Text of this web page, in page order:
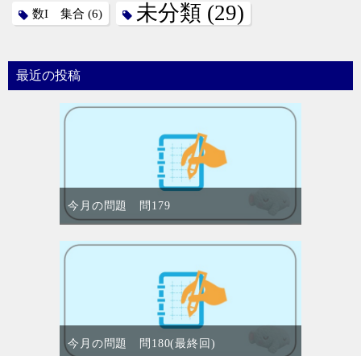
数I 集合 (6) 未分類 (29)
最近の投稿
今月の問題 問179
今月の問題 問180(最終回)